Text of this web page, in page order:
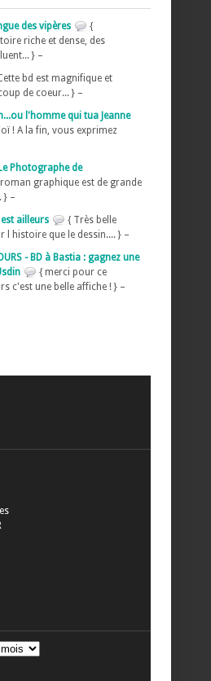
des vipères
{
riche et dense, des
} –
bd est magnifique et
de coeur... } –
l'homme qui tua Jeanne
! A la fin, vous exprimez
Photographe de
roman graphique est de grande
} –
est ailleurs
{ Très belle
l histoire que le dessin.... } –
- BD à Bastia : gagnez une
{ merci pour ce
c'est une belle affiche ! } –